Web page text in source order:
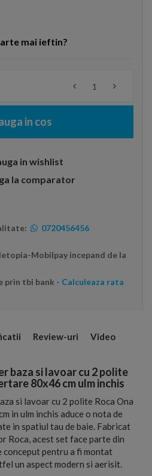
mai ieftin?
in cos
in wishlist
la comparator
0720456456
Mobilpay incepand de la
prin tbi bank - Calculeaza rata
Review-uri Video
baza si lavoar cu 2 polite
80x46 cm ulm inchis
si lavoar cu 2 polite Roca Ona
in ulm inchis aduce o nota de
in spatiul tau de baie. Fabricat
Roca, acest set face parte din
conceput pentru a fi montat
un aspect modern si aerisit.